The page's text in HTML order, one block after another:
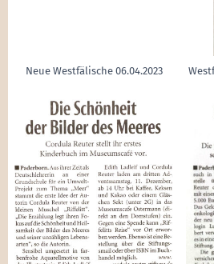
Neue Westfälische 06.04.2023